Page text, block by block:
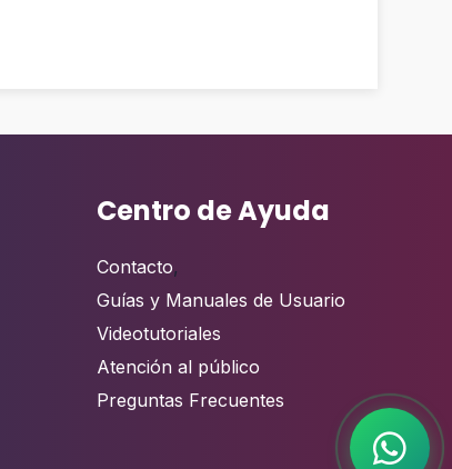
Centro de Ayuda
Contacto,
Guías y Manuales de Usuario
Videotutoriales
Atención al público
Preguntas Frecuentes